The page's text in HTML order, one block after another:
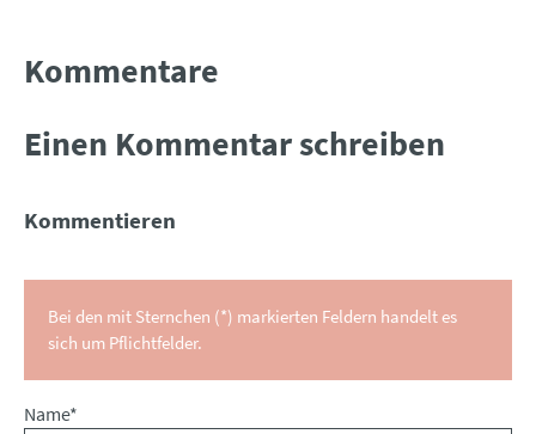
Kommentare
Einen Kommentar schreiben
Kommentieren
Bei den mit Sternchen (*) markierten Feldern handelt es
sich um Pflichtfelder.
Pflichtfeld
Name*